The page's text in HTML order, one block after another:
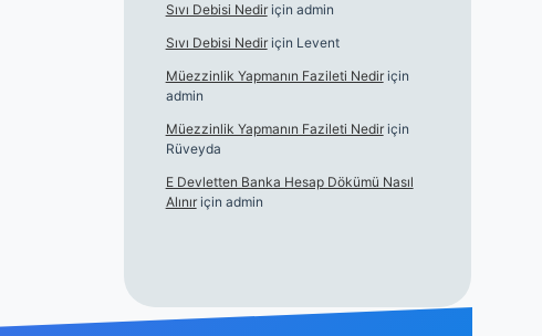
Sıvı Debisi Nediriçin admin
Sıvı Debisi Nediriçin Levent
Müezzinlik Yapmanın Fazileti Nediriçin
admin
Müezzinlik Yapmanın Fazileti Nediriçin
Rüveyda
E Devletten Banka Hesap Dökümü Nasıl
Alınıriçin admin